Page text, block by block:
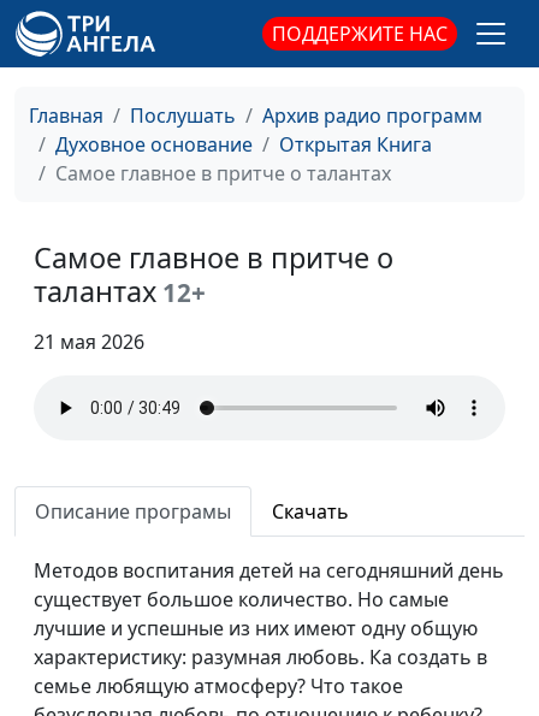
ПОДДЕРЖИТЕ НАС
Главная Послушать
Архив радио программ
Духовное основание
Открытая Книга
Самое главное в притче о талантах
Самое главное в притче о
талантах 12+
21 мая 2026
Описание програмы Скачать
Методов воспитания детей на сегодняшний день
существует большое количество. Но самые
лучшие и успешные из них имеют одну общую
характеристику: разумная любовь. Ка создать в
семье любящую атмосферу? Что такое